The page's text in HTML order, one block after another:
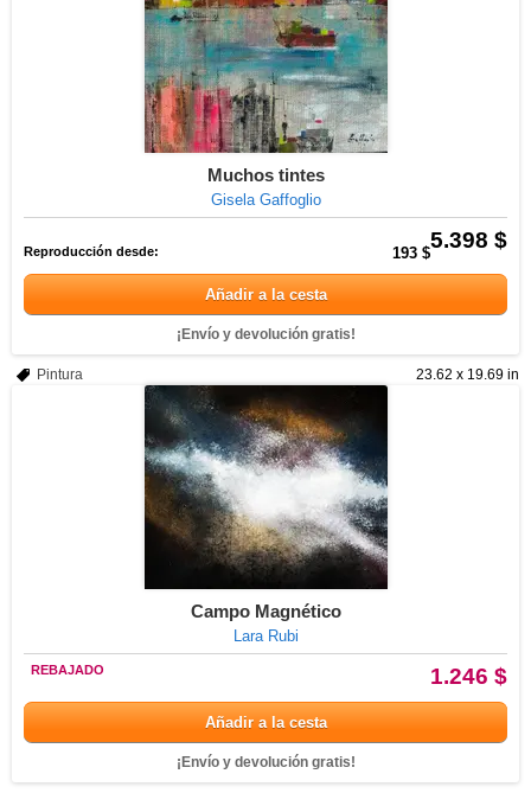
Muchos tintes
Gisela Gaffoglio
5.398 $
Reproducción desde: 193 $
Añadir a la cesta
¡Envío y devolución gratis!
23.62 x 19.69 in
Pintura
Campo Magnético
Lara Rubi
1.246 $
REBAJADO
Añadir a la cesta
¡Envío y devolución gratis!